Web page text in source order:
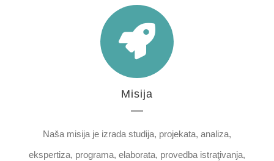
Misija
Naša misija je izrada studija, projekata, analiza,
ekspertiza, programa, elaborata, provedba istraţivanja,